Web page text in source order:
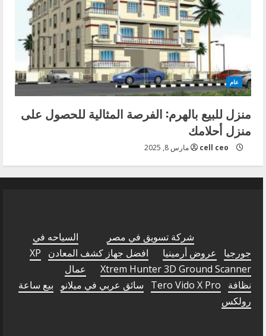
عام
منزل للبيع بالهرم: الفرصة المثالية للحصول على
منزل أحلامك
cell ceo مارس 8, 2025
شركة تسويق في مصر
السياحه في
جورجيا
عروض أرمينيا افضل جهاز كشف المعادن
XP
Xtrem Hunter 3D Ground Scanner
عمال
نظافة
Tero Vido X Pro سائق عربي في ميلانو
بيع ساعة
رولكس